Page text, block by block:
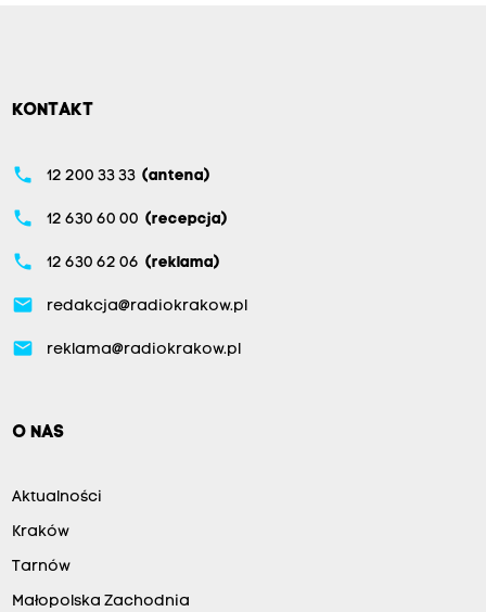
KONTAKT
phone 12 200 33 33 (antena)
phone 12 630 60 00 (recepcja)
phone 12 630 62 06 (reklama)
email redakcja@radiokrakow.pl
email reklama@radiokrakow.pl
O NAS
Aktualności
Kraków
Tarnów
Małopolska Zachodnia